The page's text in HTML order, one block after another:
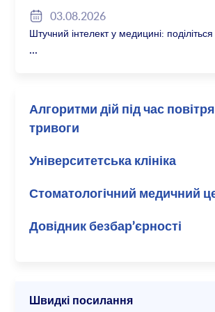
03.08.2026
Штучний інтелект у медицині:
Алгоритми дій під час
тривоги
Університетська клініка
Стоматологічний медичний
Довідник безбар’єрності
Швидкі посилання